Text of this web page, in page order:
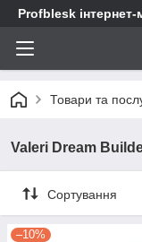
Profblesk інтернет-
Товари та
Valeri Dream
Сортування
–10%